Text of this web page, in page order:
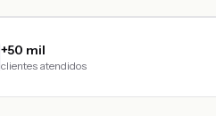
+50 mil
clientes atendidos